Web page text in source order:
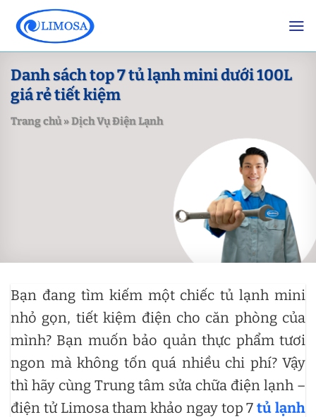
content
Danh sách top 7 tủ lạnh mini dưới 100L
giá rẻ tiết kiệm
Trang chủ»Dịch Vụ Điện Lạnh
Bạn đang tìm kiếm một chiếc tủ lạnh mini
nhỏ gọn, tiết kiệm điện cho căn phòng của
mình? Bạn muốn bảo quản thực phẩm tươi
ngon mà không tốn quá nhiều chi phí? Vậy
thì hãy cùng Trung tâm sửa chữa điện lạnh –
điện tử Limosa tham khảo ngay top 7 tủ lạnh